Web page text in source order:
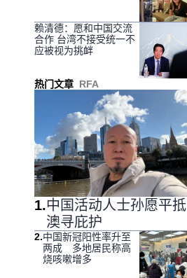
赖清德：愿和中国交流
合作 台湾不接受统一不
应被视为挑衅
热门文章 RFA
1.中国活动人士孙愿平抵
澳寻庇护
2.中国新冠阳性率升至
两成 多地居民称高
烧咳嗽增多